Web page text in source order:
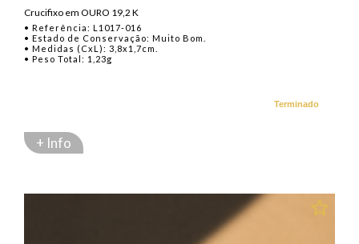
Crucifixo em OURO 19,2 K
• Referência: L1017-016
• Estado de Conservação: Muito Bom.
• Medidas (CxL): 3,8x1,7cm.
• Peso Total: 1,23g
Terminado
+ Info